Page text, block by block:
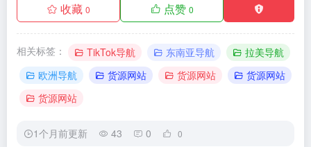
收藏 0 点赞 0
相关标签： TikTok导航 东南亚导航
拉美导航
欧洲导航
货源网站 货源网站
货源网站
货源网站
1个月前更新 43 0 0